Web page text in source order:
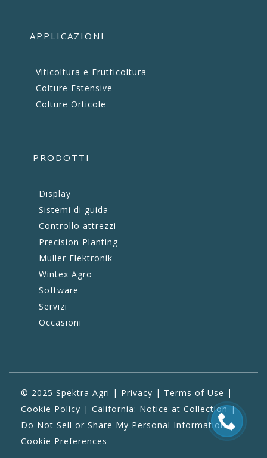
APPLICAZIONI
Viticoltura e Frutticoltura
Colture Estensive
Colture Orticole
PRODOTTI
Display
Sistemi di guida
Controllo attrezzi
Precision Planting
Muller Elektronik
Wintex Agro
Software
Servizi
Occasioni
© 2025 Spektra Agri | Privacy | Terms of Use |
Cookie Policy | California: Notice at Collection |
Do Not Sell or Share My Personal Information|
Cookie Preferences